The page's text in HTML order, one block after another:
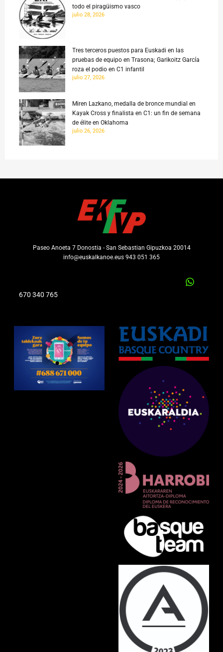
todo el piragüismo vasco
julio 28, 2026
Tres terceros puestos para Euskadi en las
pruebas de equipo en Trasona; Garikoitz García
roza el podio en C1 infantil
julio 27, 2026
Miren Lazkano, medalla de bronce mundial en
Kayak Cross y finalista en C1: un fin de semana
de élite en Oklahoma
julio 26, 2026
Paseo Anoeta 7 Donostia - San Sebastian Gipuzkoa 20014
info@euskalkanoe.eus 943 051 365
670 340 765